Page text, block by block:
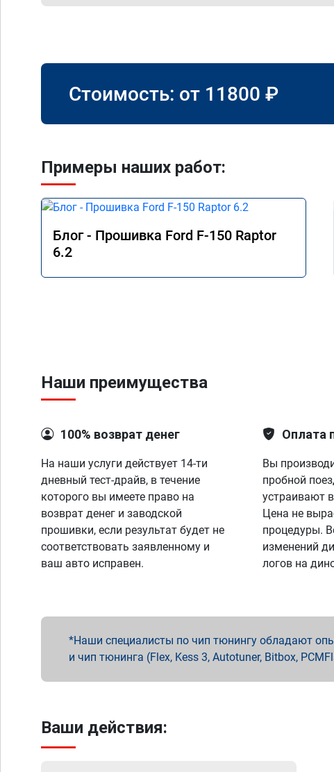
Стоимость: от 11800 ₽
Примеры наших работ:
Блог - Прошивка Ford F-150 Raptor
6.2
Наши преимущества
100% возврат денег
На наши услуги действует 14-ти
дневный тест-драйв, в течение
которого вы имеете право на
возврат денег и заводской
прошивки, если результат будет не
соответствовать заявленному и
ваш авто исправен.
Оплата
Вы
пробной
устраивают
Цена не
процедуры.
изменений
логов на
Наши специалисты по чип тюнингу обладают
и чип тюнинга (Flex, Kess 3, Autotuner, Bitbox,
Ваши действия: